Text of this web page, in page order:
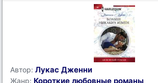
Автор: Лукас Дженни
Жанр: Короткие любовные романы